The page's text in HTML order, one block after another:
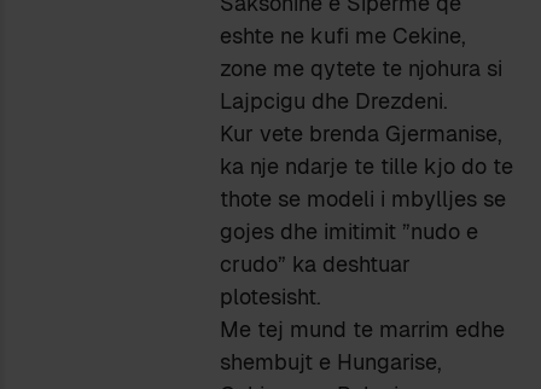
eshte ne kufi me Cekine,
zone me qytete te njohura si
Lajpcigu dhe Drezdeni.
Kur vete brenda Gjermanise,
ka nje ndarje te tille kjo do te
thote se modeli i mbylljes se
gojes dhe imitimit ”nudo e
crudo” ka deshtuar
plotesisht.
Me tej mund te marrim edhe
shembujt e Hungarise,